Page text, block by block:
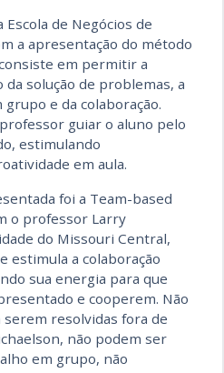
de Negócios de
a apresentação do método
em permitir a
solução de problemas, a
e da colaboração.
guiar o aluno pelo
estimulando
em aula.
foi a Team-based
o professor Larry
do Missouri Central,
estimula a colaboração
sua energia para que
e cooperem. Não
resolvidas fora de
não podem ser
em grupo, não